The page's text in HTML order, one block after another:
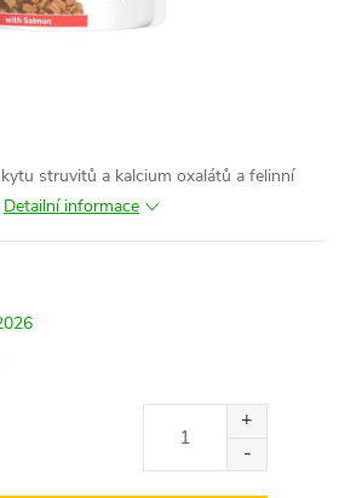
struvitů a kalcium oxalátů a felinní
Detailní informace